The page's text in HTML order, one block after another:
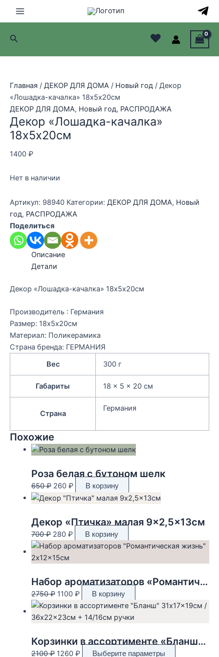
Main
Menu
Поиск ♥
Главная / ДЕКОР ДЛЯ ДОМА / Новый год / Декор
«Лошадка-качалка» 18х5х20см
ДЕКОР ДЛЯ ДОМА, Новый год, РАСПРОДАЖА
Декор «Лошадка-качалка»
18х5х20см
1400 ₽
Нет в наличии
Артикул: 98940 Категории: ДЕКОР ДЛЯ ДОМА, Новый
год, РАСПРОДАЖА
Поделиться
Описание
Детали
Декор «Лошадка-качалка» 18х5х20см
Производитель : Германия
Размер: 18х5х20см
Материал: Поликерамика
Страна бренда: ГЕРМАНИЯ
Вес
300 г
Габариты 18 × 5 × 20 см
Страна
Германия
Похожие
Распродажа!
Распродажа!
Роза белая с бутоном шелк
650₽ Первоначальная
цена
650 ₽.
260 ₽Текущая
цена:
В корзину
Распродажа!
Распродажа!
Декор «Птичка» малая 9×2,5×13см
700₽ Первоначальная
цена
составляла
280 ₽Текущая
цена:
В корзину
Распродажа!
Распродажа!
Набор ароматизаторов «Романтическая жизнь» 2x12x15см
2750₽ Первоначальная
цена
составляла
1100 ₽Текущая
цена:
1100 ₽.
В корзину
Распродажа!
Распродажа!
Корзинки в ассортименте «Бланш» 31x17x19см / 36x22x23см + 14/16см ручки
2100₽ Первоначальная
1260 ₽Текущая
Выберите параметры
Распродажа!
Распродажа!